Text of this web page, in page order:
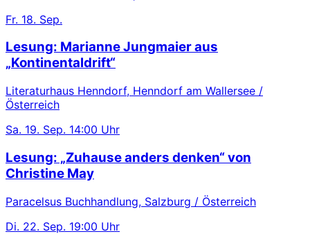
Fr. 18. Sep.
Lesung: Marianne Jungmaier aus
„Kontinentaldrift“
Literaturhaus Henndorf, Henndorf am Wallersee /
Österreich
Sa. 19. Sep. 14:00 Uhr
Lesung: „Zuhause anders denken“ von
Christine May
Paracelsus Buchhandlung, Salzburg / Österreich
Di. 22. Sep. 19:00 Uhr